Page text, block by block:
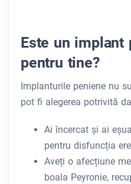
Este un implant
pentru tine?
Implanturile peniene nu
pot fi alegerea potrivită
Ai încercat și ai
pentru disfuncția
Aveți o afecțiune
boala Peyronie,